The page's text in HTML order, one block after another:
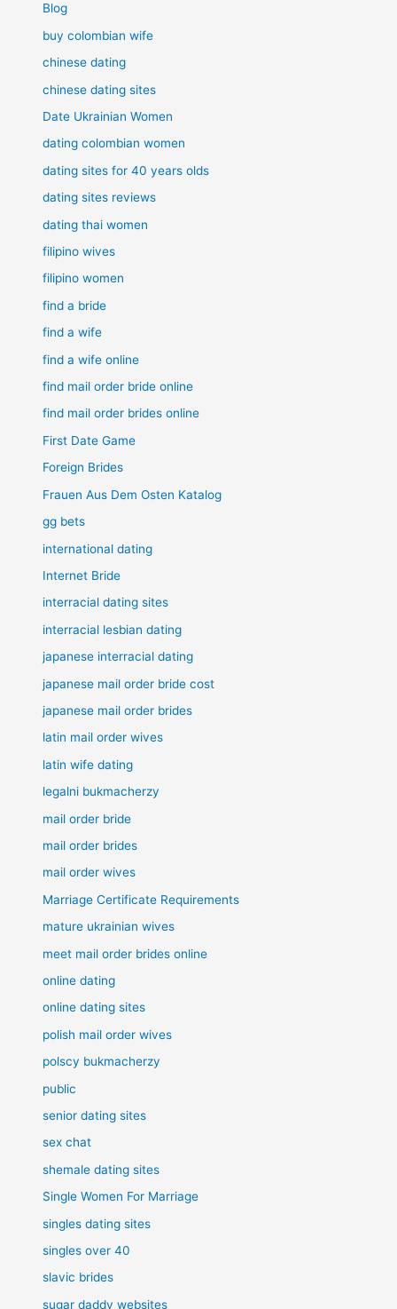
Blog
buy colombian wife
chinese dating
chinese dating sites
Date Ukrainian Women
dating colombian women
dating sites for 40 years olds
dating sites reviews
dating thai women
filipino wives
filipino women
find a bride
find a wife
find a wife online
find mail order bride online
find mail order brides online
First Date Game
Foreign Brides
Frauen Aus Dem Osten Katalog
gg bets
international dating
Internet Bride
interracial dating sites
interracial lesbian dating
japanese interracial dating
japanese mail order bride cost
japanese mail order brides
latin mail order wives
latin wife dating
legalni bukmacherzy
mail order bride
mail order brides
mail order wives
Marriage Certificate Requirements
mature ukrainian wives
meet mail order brides online
online dating
online dating sites
polish mail order wives
polscy bukmacherzy
public
senior dating sites
sex chat
shemale dating sites
Single Women For Marriage
singles dating sites
singles over 40
slavic brides
sugar daddy websites